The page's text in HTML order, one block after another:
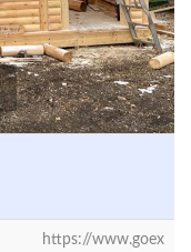
https://www.goex